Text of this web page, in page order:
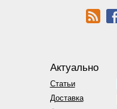
Актуально
Статьи
Доставка